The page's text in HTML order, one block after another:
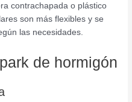
contrachapada o plástico
son más flexibles y se
las necesidades.
de hormigón